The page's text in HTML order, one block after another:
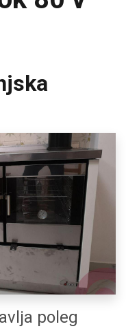
poleg